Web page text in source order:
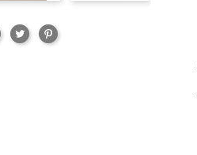
Partager
TweetPinterest